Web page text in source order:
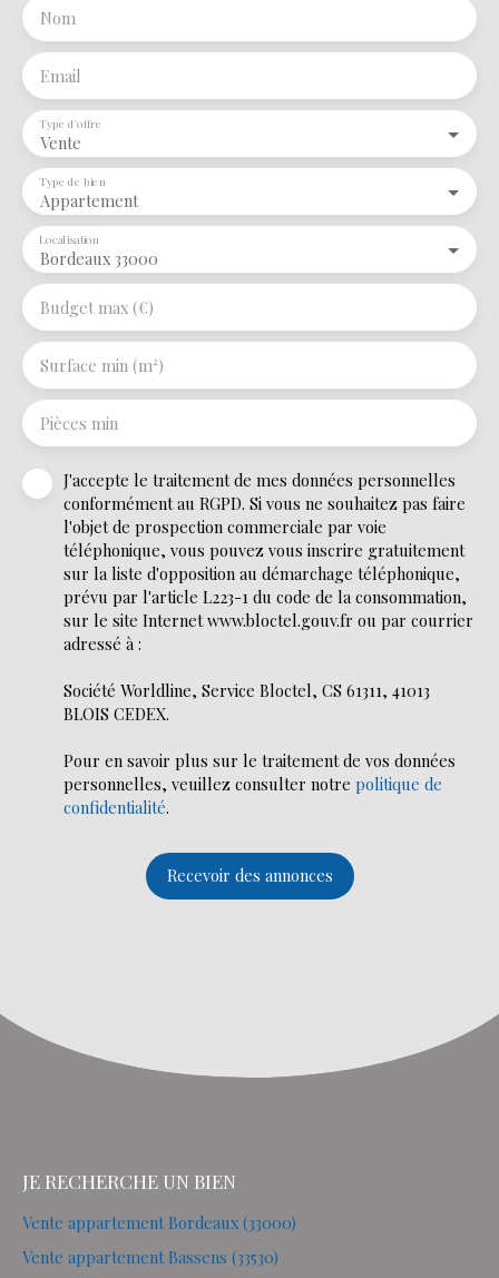
Nom
Email
Vente
Type d'offre
Appartement
Type de bien
Bordeaux 33000
Localisation
Budget max (€)
Surface min (m²)
Pièces min
J'accepte le traitement de mes données personnelles
conformément au RGPD. Si vous ne souhaitez pas faire
l'objet de prospection commerciale par voie
téléphonique, vous pouvez vous inscrire gratuitement
sur la liste d'opposition au démarchage téléphonique,
prévu par l'article L223-1 du code de la consommation,
sur le site Internet www.bloctel.gouv.fr ou par courrier
adressé à :
Société Worldline, Service Bloctel, CS 61311, 41013
BLOIS CEDEX.
Pour en savoir plus sur le traitement de vos données
personnelles, veuillez consulter notre politique de
confidentialité.
Recevoir des annonces
JE RECHERCHE UN BIEN
Vente appartement Bordeaux (33000)
Vente appartement Bassens (33530)